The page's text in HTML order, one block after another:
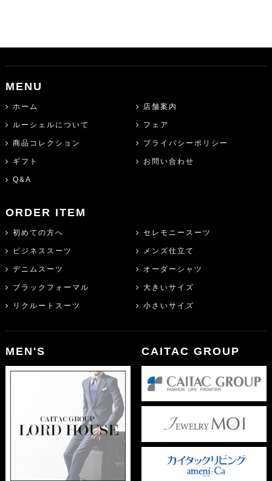
MENU
ホーム
ルーシェルについて
商品コレクション
ギフト
Q&A
店舗案内
フェア
プライバシーポリシー
お問い合わせ
ORDER ITEM
初めての方へ
ビジネススーツ
デニムスーツ
ブラックフォーマル
リクルートスーツ
セレモニースーツ
メンズ仕立て
オーダーシャツ
大きいサイズ
小さいサイズ
MEN'S CAITAC GROUP